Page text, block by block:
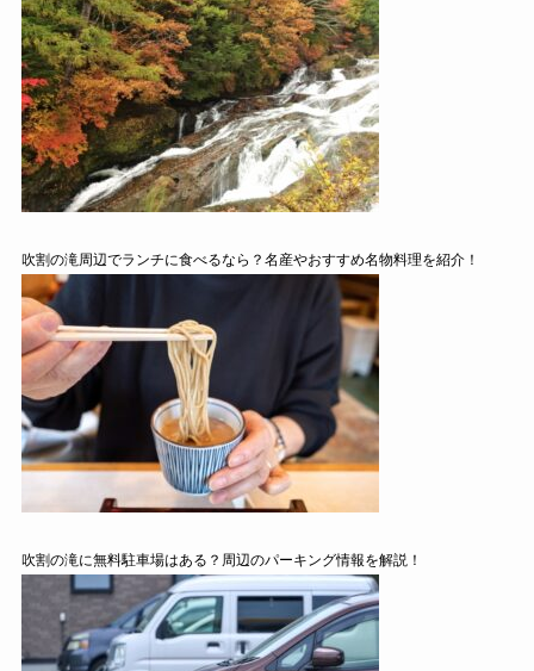
吹割の滝周辺でランチに食べるなら？名産やおすすめ名物料理を紹介！
吹割の滝に無料駐車場はある？周辺のパーキング情報を解説！